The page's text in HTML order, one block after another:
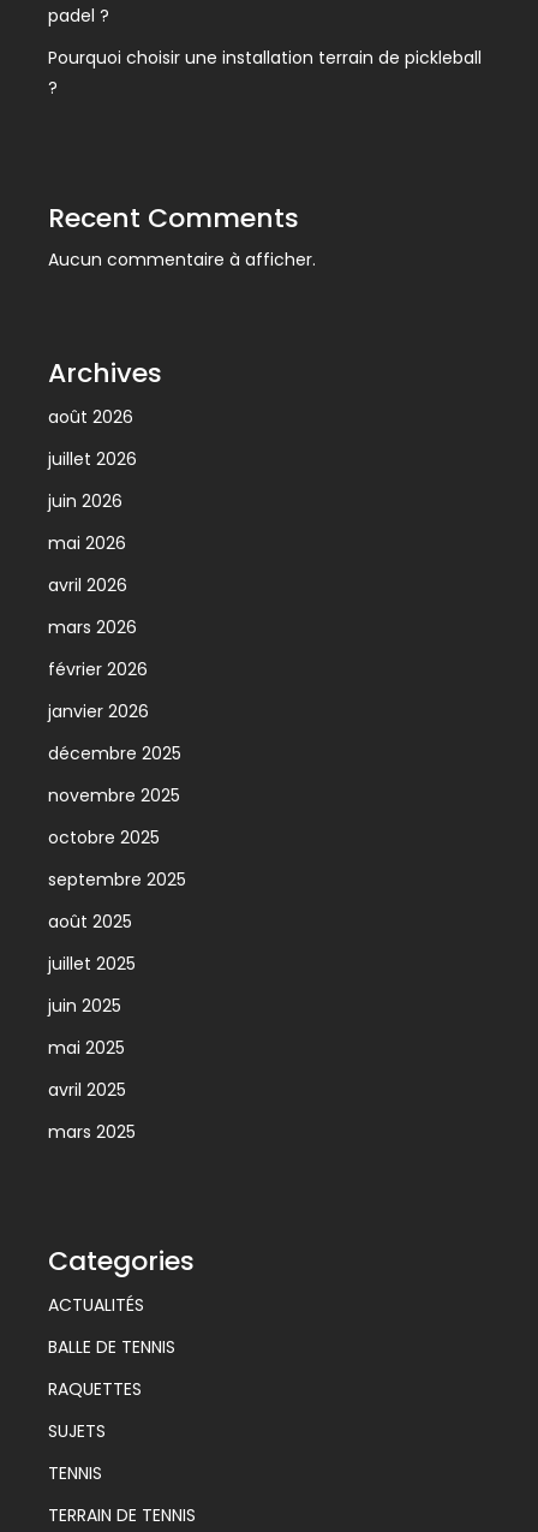
padel ?
Pourquoi choisir une installation terrain de pickleball
?
Recent Comments
Aucun commentaire à afficher.
Archives
août 2026
juillet 2026
juin 2026
mai 2026
avril 2026
mars 2026
février 2026
janvier 2026
décembre 2025
novembre 2025
octobre 2025
septembre 2025
août 2025
juillet 2025
juin 2025
mai 2025
avril 2025
mars 2025
Categories
ACTUALITÉS
BALLE DE TENNIS
RAQUETTES
SUJETS
TENNIS
TERRAIN DE TENNIS